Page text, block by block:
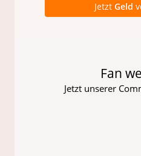
Jetzt Geld
Fan
Jetzt unserer